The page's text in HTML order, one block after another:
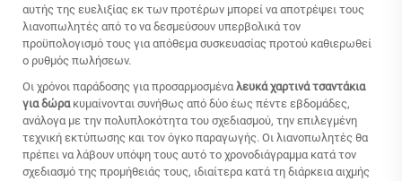
αυτής της ευελιξίας εκ των προτέρων μπορεί να αποτρέψει τους
λιανοπωλητές από το να δεσμεύσουν υπερβολικά τον
προϋπολογισμό τους για απόθεμα συσκευασίας προτού καθιερωθεί
ο ρυθμός πωλήσεων.
Οι χρόνοι παράδοσης για προσαρμοσμέναλευκά χαρτινά τσαντάκια
για δώρα κυμαίνονται συνήθως από δύο έως πέντε εβδομάδες,
ανάλογα με την πολυπλοκότητα του σχεδιασμού, την επιλεγμένη
τεχνική εκτύπωσης και τον όγκο παραγωγής. Οι λιανοπωλητές θα
πρέπει να λάβουν υπόψη τους αυτό το χρονοδιάγραμμα κατά τον
σχεδιασμό της προμήθειάς τους, ιδιαίτερα κατά τη διάρκεια αιχμής